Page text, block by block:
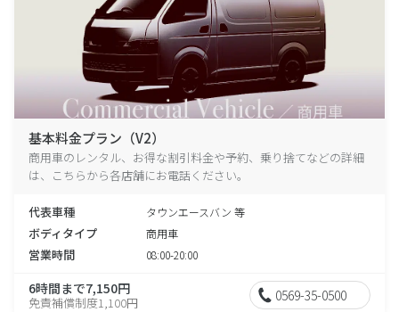
基本料金プラン（V2）
商用車のレンタル、お得な割引料金や予約、乗り捨てなどの詳細
は、こちらから各店舗にお電話ください。
代表車種 タウンエースバン 等
ボディタイプ 商用車
営業時間 08:00-20:00
6時間まで7,150円
免責補償制度1,100円 0569-35-0500